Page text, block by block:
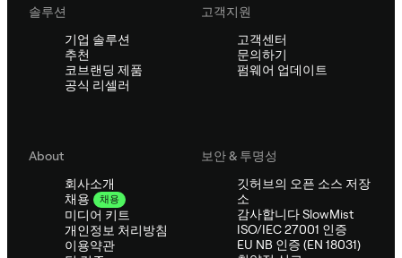
솔루션
기업 솔루션
추천
코브랜딩 제품
공식 리셀러
고객지원
고객센터
문의하기
펌웨어 업데이트
About
회사소개
채용
채용
미디어 키트
개인정보 처리방침
이용약관
보안 & 투명성
깃허브의 오픈 소스 저장
소
감사합니다 SlowMist
ISO/IEC 27001 인증
EU NB 인증 (EN 18031)